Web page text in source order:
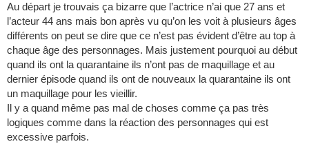
Au départ je trouvais ça bizarre que l’actrice n’ai que 27 ans et
l’acteur 44 ans mais bon après vu qu’on les voit à plusieurs âges
différents on peut se dire que ce n’est pas évident d’être au top à
chaque âge des personnages. Mais justement pourquoi au début
quand ils ont la quarantaine ils n’ont pas de maquillage et au
dernier épisode quand ils ont de nouveaux la quarantaine ils ont
un maquillage pour les vieillir.
Il y a quand même pas mal de choses comme ça pas très
logiques comme dans la réaction des personnages qui est
excessive parfois.